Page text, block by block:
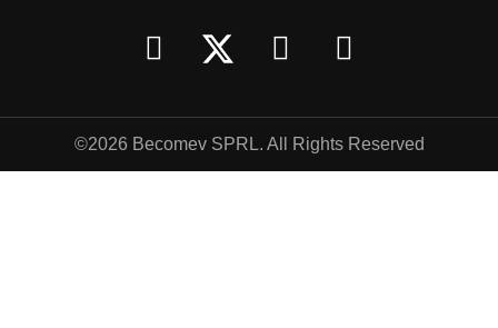
©2026 Becomev SPRL. All Rights Reserved